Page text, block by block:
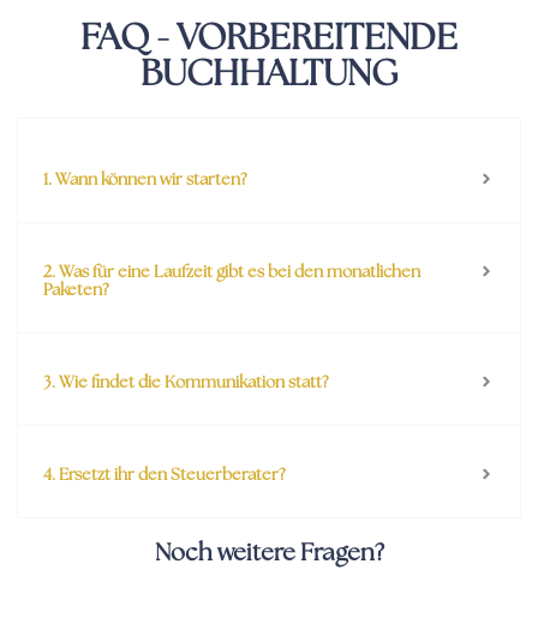
FAQ - VORBEREITENDE
BUCHHALTUNG
1. Wann können wir starten?
2. Was für eine Laufzeit gibt es bei den monatlichen
Paketen?
3. Wie findet die Kommunikation statt?
4. Ersetzt ihr den Steuerberater?
Noch weitere Fragen?